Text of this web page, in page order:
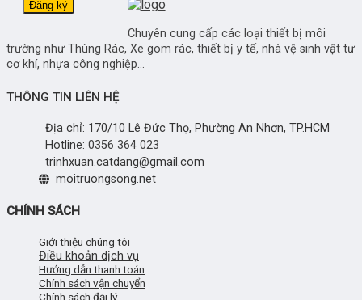
Chuyên cung cấp các loại thiết bị môi
trường như Thùng Rác, Xe gom rác, thiết bị y tế, nhà vệ sinh vật tư
cơ khí, nhựa công nghiệp...
THÔNG TIN LIÊN HỆ
Địa chỉ: 170/10 Lê Đức Thọ, Phường An Nhơn, TP.HCM
Hotline: 0356 364 023
trinhxuan.catdang@gmail.com
moitruongsong.net
CHÍNH SÁCH
Giới thiệu chúng tôi
Điều khoản dịch vụ
Hướng dẫn thanh toán
Chính sách vận chuyển
Chính sách đại lý